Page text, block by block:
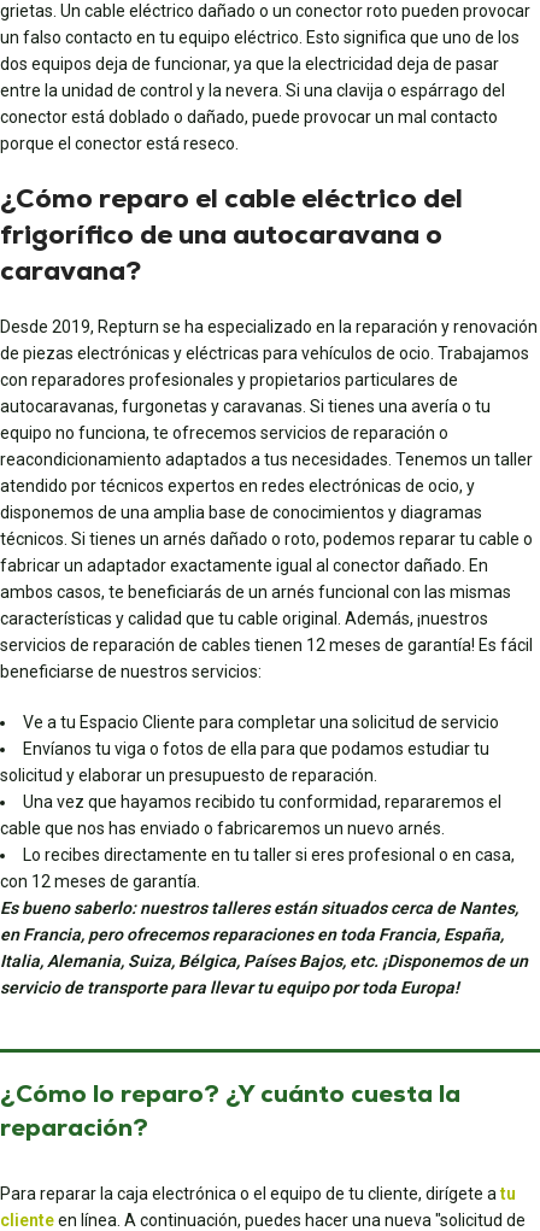
grietas. Un cable eléctrico dañado o un conector roto pueden provocar
un falso contacto en tu equipo eléctrico. Esto significa que uno de los
dos equipos deja de funcionar, ya que la electricidad deja de pasar
entre la unidad de control y la nevera. Si una clavija o espárrago del
conector está doblado o dañado, puede provocar un mal contacto
porque el conector está reseco.
¿Cómo reparo el cable eléctrico del
frigorífico de una autocaravana o
caravana?
Desde 2019, Repturn se ha especializado en la reparación y renovación
de piezas electrónicas y eléctricas para vehículos de ocio. Trabajamos
con reparadores profesionales y propietarios particulares de
autocaravanas, furgonetas y caravanas. Si tienes una avería o tu
equipo no funciona, te ofrecemos servicios de reparación o
reacondicionamiento adaptados a tus necesidades. Tenemos un taller
atendido por técnicos expertos en redes electrónicas de ocio, y
disponemos de una amplia base de conocimientos y diagramas
técnicos. Si tienes un arnés dañado o roto, podemos reparar tu cable o
fabricar un adaptador exactamente igual al conector dañado. En
ambos casos, te beneficiarás de un arnés funcional con las mismas
características y calidad que tu cable original. Además, ¡nuestros
servicios de reparación de cables tienen 12 meses de garantía! Es fácil
beneficiarse de nuestros servicios:
Ve a tu Espacio Cliente para completar una solicitud de servicio
Envíanos tu viga o fotos de ella para que podamos estudiar tu
solicitud y elaborar un presupuesto de reparación.
Una vez que hayamos recibido tu conformidad, repararemos el
cable que nos has enviado o fabricaremos un nuevo arnés.
Lo recibes directamente en tu taller si eres profesional o en casa,
con 12 meses de garantía.
Es bueno saberlo: nuestros talleres están situados cerca de Nantes,
en Francia, pero ofrecemos reparaciones en toda Francia, España,
Italia, Alemania, Suiza, Bélgica, Países Bajos, etc. ¡Disponemos de un
servicio de transporte para llevar tu equipo por toda Europa!
¿Cómo lo reparo? ¿Y cuánto cuesta la
reparación?
Para reparar la caja electrónica o el equipo de tu cliente, dirígete atu
clienteen línea. A continuación, puedes hacer una nueva "solicitud de